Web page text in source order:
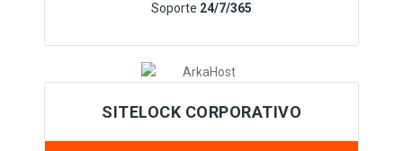
Soporte 24/7/365
SITELOCK CORPORATIVO